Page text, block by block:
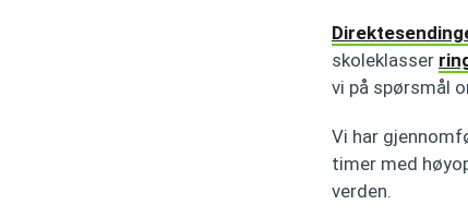
skoleklasser
vi på spørsmål
Vi har
timer med
verden.